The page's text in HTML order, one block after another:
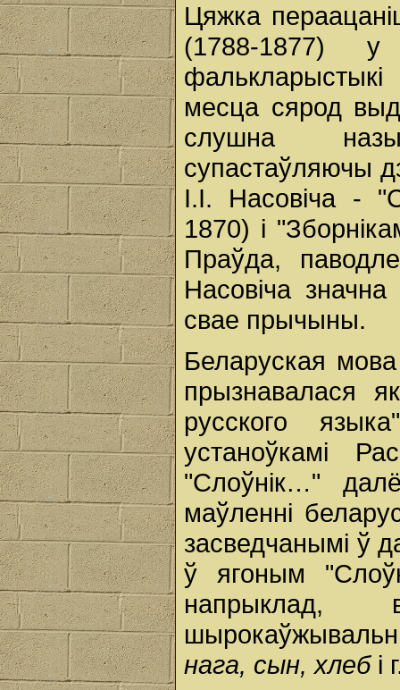
Цяжка
(1788-1877) у
месца сярод
слушна
супастаўляючы
І.І. Насовіча -
1870) і
Праўда,
Насовіча
свае прычыны.
Беларуская
прызнавалася
русского
устаноўкамі
"Слоўнік…"
маўленні
засведчанымі ў
ў ягоным
напрыклад,
нага, сын, хлеб і